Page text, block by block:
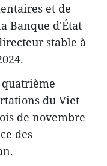
et de
Banque d'État
stable à
du Viet
de novembre
des